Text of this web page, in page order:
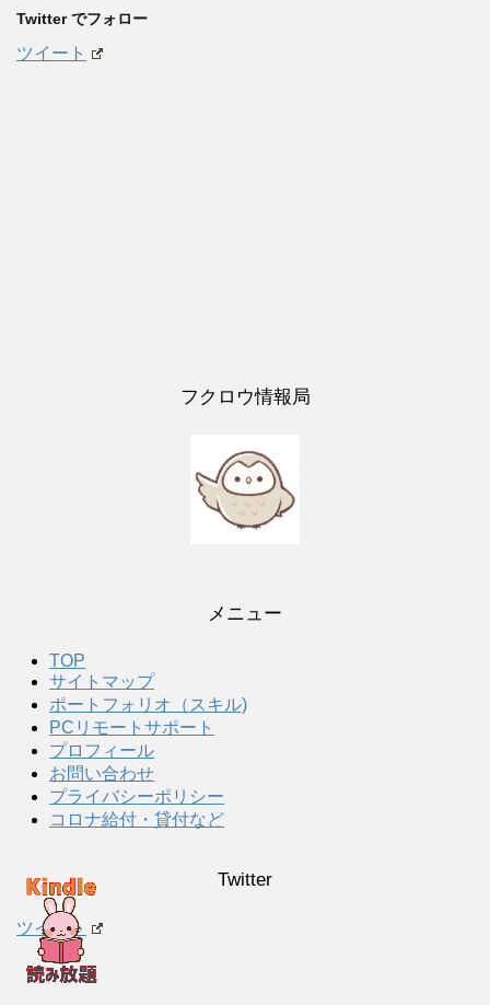
Twitter でフォロー
ツイート
フクロウ情報局
メニュー
TOP
サイトマップ
ポートフォリオ（スキル)
PCリモートサポート
プロフィール
お問い合わせ
プライバシーポリシー
コロナ給付・貸付など
Twitter
ツイート